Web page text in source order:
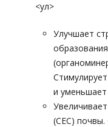
<ул>
Улучшает
и
(CEC)